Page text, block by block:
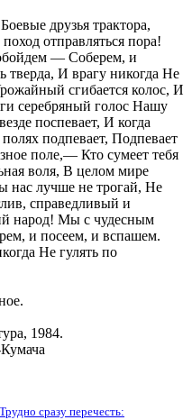
друзья трактора,
отправляться пора!
— Соберем, и
И врагу никогда Не
сгибается колос, И
серебряный голос Нашу
поспевает, И когда
подпевает, Подпевает
поле,— Кто сумеет тебя
воля, В целом мире
нас лучше не трогай, Не
справедливый и
народ! Мы с чудесным
и посеем, и вспашем.
Не гулять по
1984.
сразу перечесть: